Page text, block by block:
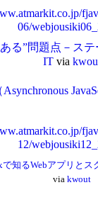
る”問題点－ス
IT via
Asynchronous
で知るWebアプリとス
via kwout